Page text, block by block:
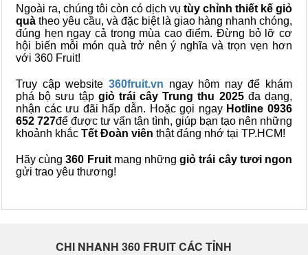
Ngoài ra, chúng tôi còn có dịch vụ tùy chỉnh thiết kế giỏ
quà theo yêu cầu, và đặc biệt là giao hàng nhanh chóng,
đúng hẹn ngay cả trong mùa cao điểm. Đừng bỏ lỡ cơ
hội biến mỗi món quà trở nên ý nghĩa và trọn vẹn hơn
với 360 Fruit!
Truy cập website 360fruit.vn ngay hôm nay để khám
phá bộ sưu tập giỏ trái cây Trung thu 2025đa dạng,
nhận các ưu đãi hấp dẫn. Hoặc gọi ngay Hotline0936
652 727để được tư vấn tận tình, giúp bạn tạo nên những
khoảnh khắc Tết Đoàn viên thật đáng nhớ tại TP.HCM!
Hãy cùng360 Fruitmang nhữnggiỏ trái cây tươi ngon
gửi trao yêu thương!
CHI NHANH 360 FRUIT CÁC TỈNH